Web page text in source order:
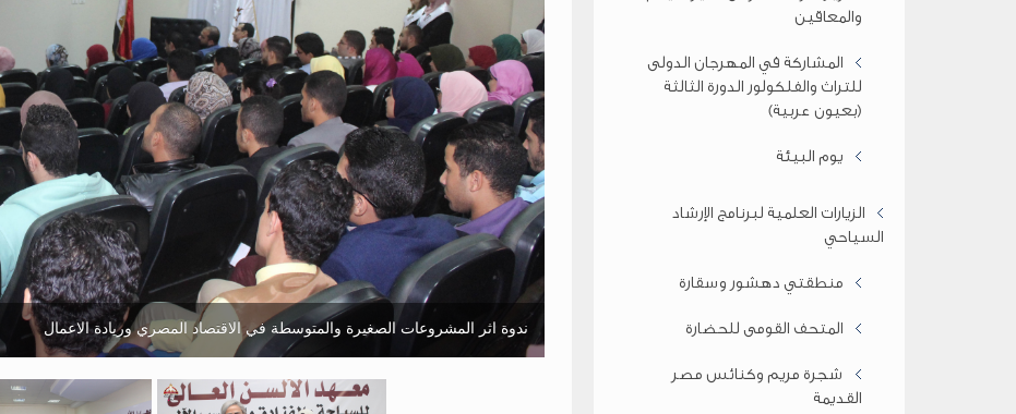
والمعاقين
المشاركة في المهرجان الدولى
للتراث والفلكولور الدورة الثالثة
(بعيون عربية)
يوم البيئة
الزيارات العلمية لبرنامج الإرشاد
السياحي
منطقتي دهشور وسقارة
المتحف القومى للحضارة
شجرة مريم وكنائس مصر
القديمة
ندوة اثر المشروعات الصغيرة والمتوسطة في الاقتصاد المصري وريادة الاعمال